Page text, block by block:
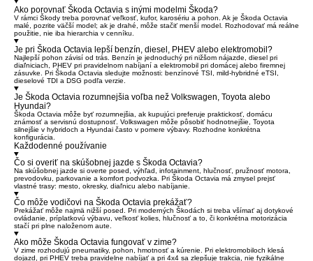
Ako porovnať Škoda Octavia s inými modelmi Škoda?
V rámci Škody treba porovnať veľkosť, kufor, karosériu a pohon. Ak je Škoda Octavia
malé, pozrite väčší model; ak je drahé, môže stačiť menší model. Rozhodovať má reálne
použitie, nie iba hierarchia v cenníku.
Je pri Škoda Octavia lepší benzín, diesel, PHEV alebo elektromobil?
Najlepší pohon závisí od trás. Benzín je jednoduchý pri nižšom nájazde, diesel pri
diaľniciach, PHEV pri pravidelnom nabíjaní a elektromobil pri domácej alebo firemnej
zásuvke. Pri Škoda Octavia sledujte možnosti: benzínové TSI, mild-hybridné eTSI,
dieselové TDI a DSG podľa verzie.
Je Škoda Octavia rozumnejšia voľba než Volkswagen, Toyota alebo
Hyundai?
Škoda Octavia môže byť rozumnejšia, ak kupujúci preferuje praktickosť, domácu
známosť a servisnú dostupnosť. Volkswagen môže pôsobiť hodnotnejšie, Toyota
silnejšie v hybridoch a Hyundai často v pomere výbavy. Rozhodne konkrétna
konfigurácia.
Každodenné používanie
Čo si overiť na skúšobnej jazde s Škoda Octavia?
Na skúšobnej jazde si overte posed, výhľad, infotainment, hlučnosť, pružnosť motora,
prevodovku, parkovanie a komfort podvozka. Pri Škoda Octavia má zmysel prejsť
vlastné trasy: mesto, okresky, diaľnicu alebo nabíjanie.
Čo môže vodičovi na Škoda Octavia prekážať?
Prekážať môže najmä nižší posed. Pri moderných Škodách si treba všímať aj dotykové
ovládanie, príplatkovú výbavu, veľkosť kolies, hlučnosť a to, či konkrétna motorizácia
stačí pri plne naloženom aute.
Ako môže Škoda Octavia fungovať v zime?
V zime rozhodujú pneumatiky, pohon, hmotnosť a kúrenie. Pri elektromobiloch klesá
dojazd, pri PHEV treba pravidelne nabíjať a pri 4x4 sa zlepšuje trakcia, nie fyzikálne